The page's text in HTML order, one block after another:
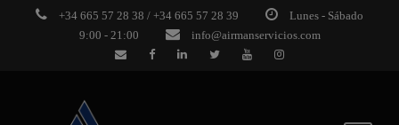
+34 665 57 28 38 / +34 665 57 28 39
Lunes - Sábado
9:00 - 21:00
info@airmanservicios.com